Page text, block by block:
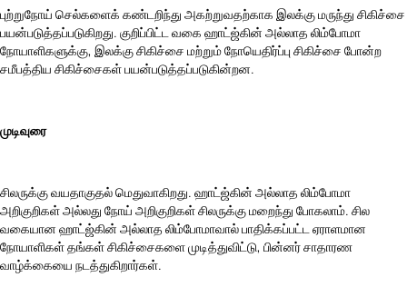
புற்றுநோய் செல்களைக் கண்டறிந்து அகற்றுவதற்காக இலக்கு மருந்து சிகிச்சை
பயன்படுத்தப்படுகிறது. குறிப்பிட்ட வகை ஹாட்ஜ்கின் அல்லாத லிம்போமா
நோயாளிகளுக்கு, இலக்கு சிகிச்சை மற்றும் நோயெதிர்ப்பு சிகிச்சை போன்ற
சமீபத்திய சிகிச்சைகள் பயன்படுத்தப்படுகின்றன.
முடிவுரை
சிலருக்கு வயதாகுதல் மெதுவாகிறது. ஹாட்ஜ்கின் அல்லாத லிம்போமா
அறிகுறிகள் அல்லது நோய் அறிகுறிகள் சிலருக்கு மறைந்து போகலாம். சில
வகையான ஹாட்ஜ்கின் அல்லாத லிம்போமாவால் பாதிக்கப்பட்ட ஏராளமான
நோயாளிகள் தங்கள் சிகிச்சைகளை முடித்துவிட்டு, பின்னர் சாதாரண
வாழ்க்கையை நடத்துகிறார்கள்.